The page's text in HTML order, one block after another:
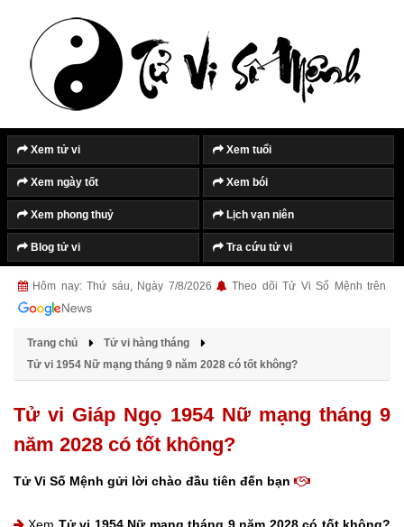
Xem tử vi Xem tuổi
Xem ngày tốt Xem bói
Xem phong thuỷ Lịch vạn niên
Blog tử vi Tra cứu tử vi
Hôm nay: Thứ sáu, Ngày 7/8/2026 Theo dõi Tử Vi Số Mệnh trên
Trang chủ
Tử vi hàng tháng
Tử vi 1954 Nữ mạng tháng 9 năm 2028 có tốt không?
Tử vi Giáp Ngọ 1954 Nữ mạng tháng 9
năm 2028 có tốt không?
Tử Vi Số Mệnh gửi lời chào đầu tiên đến bạn